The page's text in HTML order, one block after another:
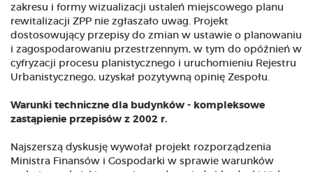
zakresu i formy wizualizacji ustaleń miejscowego planu
rewitalizacji ZPP nie zgłaszało uwag. Projekt
dostosowujący przepisy do zmian w ustawie o planowaniu
i zagospodarowaniu przestrzennym, w tym do opóźnień w
cyfryzacji procesu planistycznego i uruchomieniu Rejestru
Urbanistycznego, uzyskał pozytywną opinię Zespołu.
Warunki techniczne dla budynków - kompleksowe
zastąpienie przepisów z 2002 r.
Najszerszą dyskusję wywołał projekt rozporządzenia
Ministra Finansów i Gospodarki w sprawie warunków